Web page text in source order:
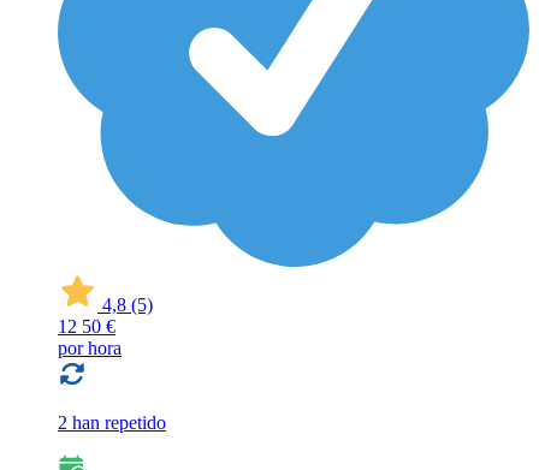
4,8 (5)
12 50 €
por hora
2 han repetido